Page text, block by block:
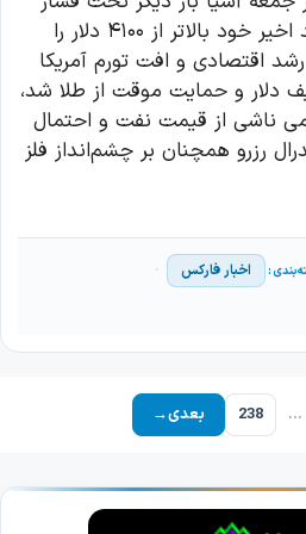
قرار گرفت و نتوانست رشد اخیر خود بالاتر از ۴۱۰۰ دلار را
اقتصادی و افت تورم آمریکا
دلار و حمایت موقت از طلا شد،
ناشی از قیمت نفت و احتمال
رزرو همچنان بر چشم‌انداز فلز
اخبار فارکس
… برگه
238 بعدی→